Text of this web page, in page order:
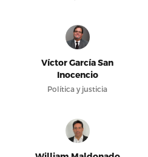
Víctor García San
Inocencio
Política y justicia